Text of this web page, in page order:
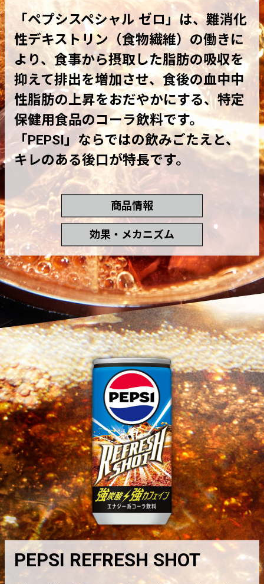
「ペプシスペシャル ゼロ」は、難消化
性デキストリン（食物繊維）の働きに
より、食事から摂取した脂肪の吸収を
抑えて排出を増加させ、食後の血中中
性脂肪の上昇をおだやかにする、特定
保健用食品のコーラ飲料です。
「PEPSI」ならではの飲みごたえと、
キレのある後口が特長です。
商品情報
効果・メカニズム
PEPSI REFRESH SHOT